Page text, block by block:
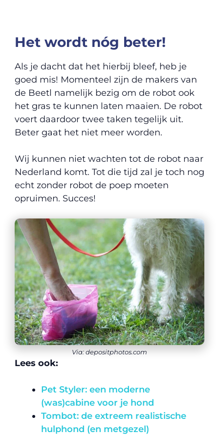
Het wordt nóg beter!
Als je dacht dat het hierbij bleef, heb je
goed mis! Momenteel zijn de makers van
de Beetl namelijk bezig om de robot ook
het gras te kunnen laten maaien. De robot
voert daardoor twee taken tegelijk uit.
Beter gaat het niet meer worden.
Wij kunnen niet wachten tot de robot naar
Nederland komt. Tot die tijd zal je toch nog
echt zonder robot de poep moeten
opruimen. Succes!
Via: depositphotos.com
Lees ook:
Pet Styler: een moderne
(was)cabine voor je hond
Tombot: de extreem realistische
hulphond (en metgezel)